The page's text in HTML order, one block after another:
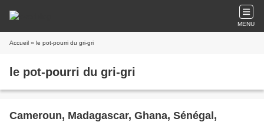
MENU
Accueil » le pot-pourri du gri-gri
le pot-pourri du gri-gri
Cameroun, Madagascar, Ghana, Sénégal,